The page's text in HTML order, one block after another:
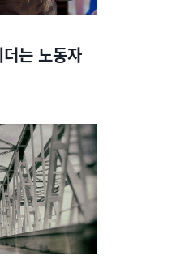
는 노동자